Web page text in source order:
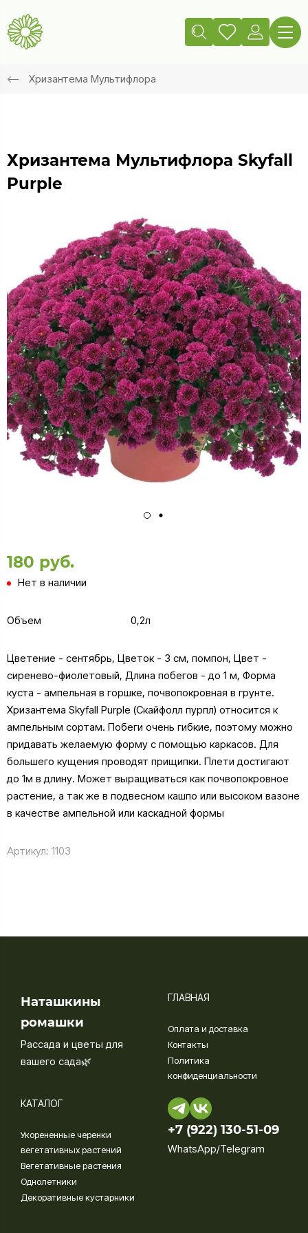
Хризантема Мультифлора
Хризантема Мультифлора Skyfall
Purple
180 руб.
Нет в наличии
Объем 0,2л
Цветение - сентябрь, Цветок - 3 см, помпон, Цвет -
сиренево-фиолетовый, Длина побегов - до 1 м, Форма
куста - ампельная в горшке, почвопокровная в грунте.
Хризантема Skyfall Purple (Скайфолл пурпл) относится к
ампельным сортам. Побеги очень гибкие, поэтому можно
придавать желаемую форму с помощью каркасов. Для
большего кущения проводят прищипки. Плети достигают
до 1м в длину. Может выращиваться как почвопокровное
растение, а так же в подвесном кашпо или высоком вазоне
в качестве ампельной или каскадной формы
Артикул: 1103
Наташкины
ромашки
Рассада и цветы для
вашего сада🌿
ГЛАВНАЯ
Оплата и доставка
Контакты
Политика
конфиденциальности
КАТАЛОГ
Укорененные черенки
вегетативных растений
Вегетативные растения
Однолетники
Декоративные кустарники
+7 (922) 130-51-09‬
WhatsApp/Telegram